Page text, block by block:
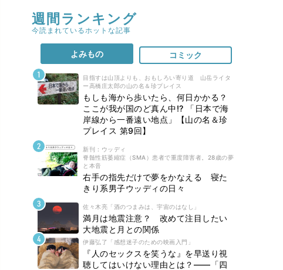
週間ランキング
今読まれているホットな記事
よみもの コミック
目指すは山頂よりも、おもしろい寄り道 山岳ライタ
ー高橋庄太郎の山の名＆珍プレイス
もしも海から歩いたら、何日かかる？
ここが我が国のど真ん中!? 「日本で海
岸線から一番遠い地点」【山の名＆珍
プレイス 第9回】
新刊 : ウッディ
脊髄性筋萎縮症（SMA）患者で重度障害者。28歳の夢
と本音
右手の指先だけで夢をかなえる 寝た
きり系男子ウッディの日々
佐々木亮「酒のつまみは、宇宙のはなし」
満月は地震注意？ 改めて注目したい
大地震と月との関係
伊藤弘了「感想迷子のための映画入門」
『人のセックスを笑うな』を早送り視
聴してはいけない理由とは？――「四